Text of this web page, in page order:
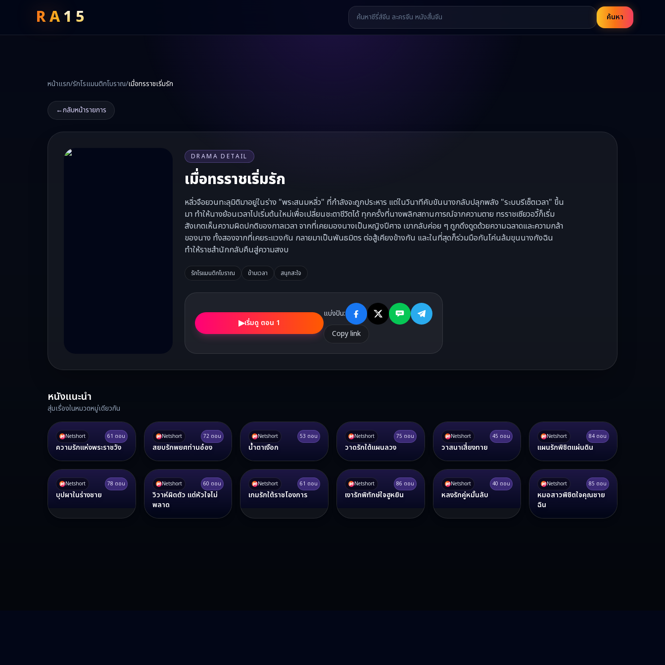
RA15 ค้นหา
หน้าแรก/รักโรแมนติกโบราณ/เมื่อทรราชเริ่มรัก
←กลับหน้ารายการ
DRAMA DETAIL
เมื่อทรราชเริ่มรัก
หลิ่วจือยวนทะลุมิติมาอยู่ในร่าง "พระสนมหลิ่ว" ที่กำลังจะถูกประหาร แต่ในวินาทีคับขันนางกลับปลุกพลัง "ระบบรีเซ็ตเวลา" ขึ้น
มา ทำให้นางย้อนเวลาไปเริ่มต้นใหม่เพื่อเปลี่ยนชะตาชีวิตได้ ทุกครั้งที่นางพลิกสถานการณ์จากความตาย ทรราชเซียวอวี้ก็เริ่ม
สังเกตเห็นความผิดปกติของกาลเวลา จากที่เคยมองนางเป็นหญิงปีศาจ เขากลับค่อย ๆ ถูกดึงดูดด้วยความฉลาดและความกล้า
ของนาง ทั้งสองจากที่เคยระแวงกัน กลายมาเป็นพันธมิตร ต่อสู้เคียงข้างกัน และในที่สุดก็ร่วมมือกันโค่นล้มขุนนางกังฉิน
ทำให้ราชสำนักกลับคืนสู่ความสงบ
รักโรแมนติกโบราณ ข้ามเวลา สนุกสะใจ
▶เริ่มดู ตอน 1
แบ่งปัน:
Copy link
หนังแนะนำ
สุ่มเรื่องในหมวดหมู่เดียวกัน
Netshort 61 ตอน
ความรักแห่งพระราชวัง
Netshort 72 ตอน
สยบรักพยศท่านอ๋อง
Netshort 53 ตอน
น้ำตาเงือก
Netshort 75 ตอน
วาดรักใต้แผนลวง
Netshort 45 ตอน
วาสนาเสี่ยงทาย
Netshort 84ตอน
แผนรักพิชิตแผ่นดิน
Netshort 78 ตอน
บุปผาในร่างชาย
Netshort 60 ตอน
วิวาห์ผิดตัว แต่หัวใจไม่
พลาด
Netshort 61 ตอน
เกมรักใต้ราชโองการ
Netshort 86 ตอน
เงารักพิทักษ์ใจฮูหยิน
Netshort 40 ตอน
หลงรักคู่หมั้นลับ
Netshort 85 ตอน
หมอสาวพิชิตใจคุณชาย
ฉิน